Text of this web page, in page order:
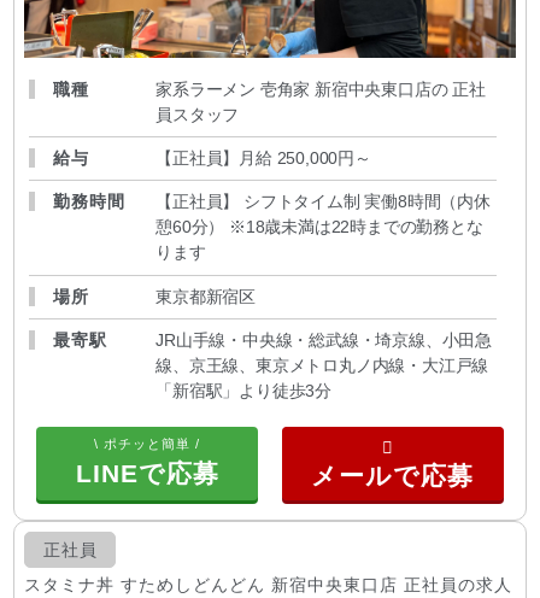
職種
家系ラーメン 壱角家 新宿中央東口店の 正社
員スタッフ
給与 【正社員】月給 250,000円～
勤務時間
【正社員】 シフトタイム制 実働8時間（内休
憩60分） ※18歳未満は22時までの勤務とな
ります
場所 東京都新宿区
最寄駅
JR山手線・中央線・総武線・埼京線、小田急
線、京王線、東京メトロ丸ノ内線・大江戸線
「新宿駅」より徒歩3分
\ ポチッと簡単 /
LINEで応募
正社員
スタミナ丼 すためしどんどん 新宿中央東口店 正社員の求人